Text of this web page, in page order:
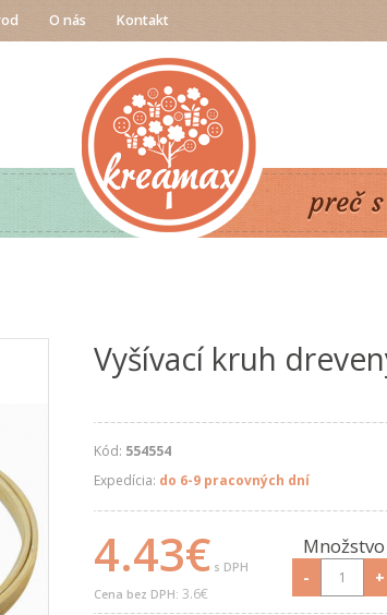
O nás Kontakt
preč
Vyšívací kruh
Kód: 554554
Expedícia: do 6-9 pracovných dní
4.43€ s DPH
Cena bez DPH: 3.6€
Množstvo
- +